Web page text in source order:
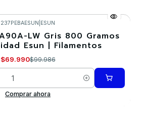
237PEBAESUN ESUN
LW Gris 800 Gramos
Esun | Filamentos
$69.990$99.986
Comprar ahora